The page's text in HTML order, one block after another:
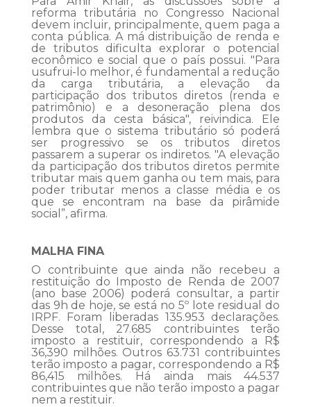
reforma tributária no Congresso Nacional
devem incluir, principalmente, quem paga a
conta pública. A má distribuição de renda e
de tributos dificulta explorar o potencial
econômico e social que o país possui. "Para
usufrui-lo melhor, é fundamental a redução
da carga tributária, a elevação da
participação dos tributos diretos (renda e
patrimônio) e a desoneração plena dos
produtos da cesta básica", reivindica. Ele
lembra que o sistema tributário só poderá
ser progressivo se os tributos diretos
passarem a superar os indiretos. "A elevação
da participação dos tributos diretos permite
tributar mais quem ganha ou tem mais, para
poder tributar menos a classe média e os
que se encontram na base da pirâmide
social”, afirma.
MALHA FINA
O contribuinte que ainda não recebeu a
restituição do Imposto de Renda de 2007
(ano base 2006) poderá consultar, a partir
das 9h de hoje, se está no 5º lote residual do
IRPF. Foram liberadas 135.953 declarações.
Desse total, 27.685 contribuintes terão
imposto a restituir, correspondendo a R$
36,390 milhões. Outros 63.731 contribuintes
terão imposto a pagar, correspondendo a R$
86,415 milhões. Há ainda mais 44.537
contribuintes que não terão imposto a pagar
nem a restituir.